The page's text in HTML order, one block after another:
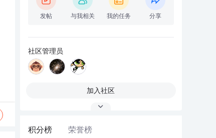
发帖 与我相关 我的任务 分享
社区管理员
加入社区
积分榜 荣誉榜